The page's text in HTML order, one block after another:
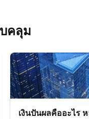
คลุม
เงินปันผลคืออะไร